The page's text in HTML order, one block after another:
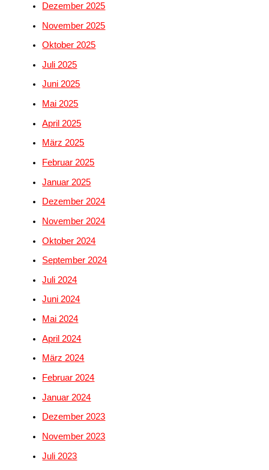
Dezember 2025
November 2025
Oktober 2025
Juli 2025
Juni 2025
Mai 2025
April 2025
März 2025
Februar 2025
Januar 2025
Dezember 2024
November 2024
Oktober 2024
September 2024
Juli 2024
Juni 2024
Mai 2024
April 2024
März 2024
Februar 2024
Januar 2024
Dezember 2023
November 2023
Juli 2023